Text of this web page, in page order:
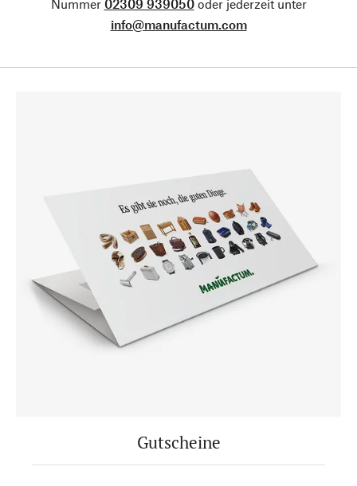
Nummer 02309 939050oder jederzeit unter
info@manufactum.com
Gutscheine